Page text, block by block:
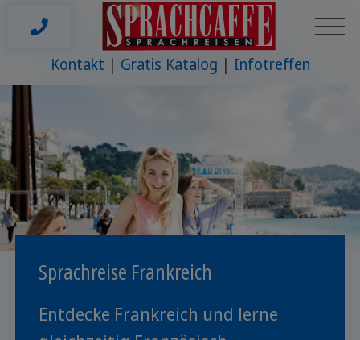
Kontakt Gratis Katalog Infotreffen
Sprachreise Frankreich
Entdecke Frankreich und lerne